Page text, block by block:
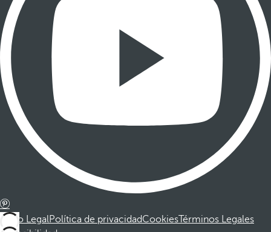
Aviso LegalPolítica de privacidadCookiesTérminos Legales